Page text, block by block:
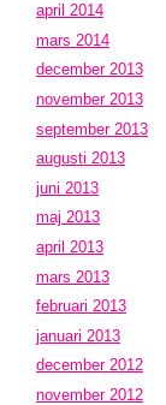
april 2014
mars 2014
december 2013
november 2013
september 2013
augusti 2013
juni 2013
maj 2013
april 2013
mars 2013
februari 2013
januari 2013
december 2012
november 2012